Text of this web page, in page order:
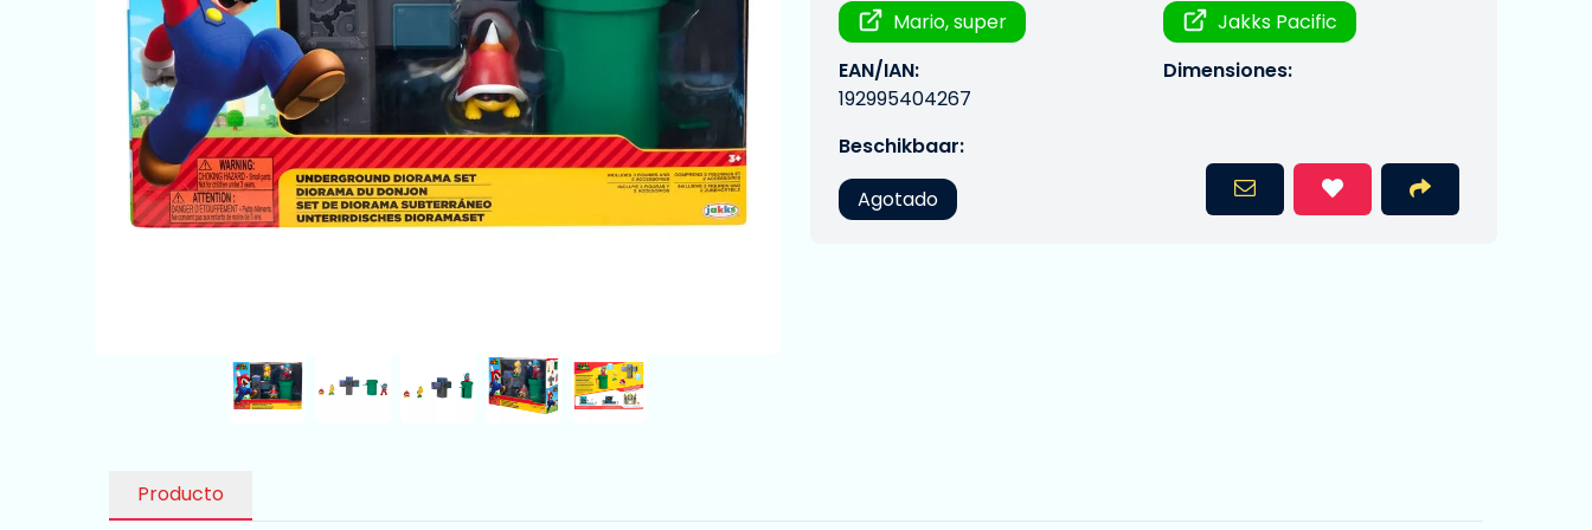
Mario, super
Jakks Pacific
EAN/IAN:
192995404267
Dimensiones:
Beschikbaar:
Agotado
Producto